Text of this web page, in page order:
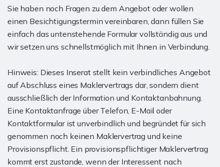
Sie haben noch Fragen zu dem Angebot oder wollen
einen Besichtigungstermin vereinbaren, dann füllen Sie
einfach das untenstehende Formular vollständig aus und
wir setzen uns schnellstmöglich mit Ihnen in Verbindung.
Hinweis: Dieses Inserat stellt kein verbindliches Angebot
auf Abschluss eines Maklervertrags dar, sondern dient
ausschließlich der Information und Kontaktanbahnung.
Eine Kontaktanfrage über Telefon, E-Mail oder
Kontaktformular ist unverbindlich und begründet für sich
genommen noch keinen Maklervertrag und keine
Provisionspflicht. Ein provisionspflichtiger Maklervertrag
kommt erst zustande, wenn der Interessent nach